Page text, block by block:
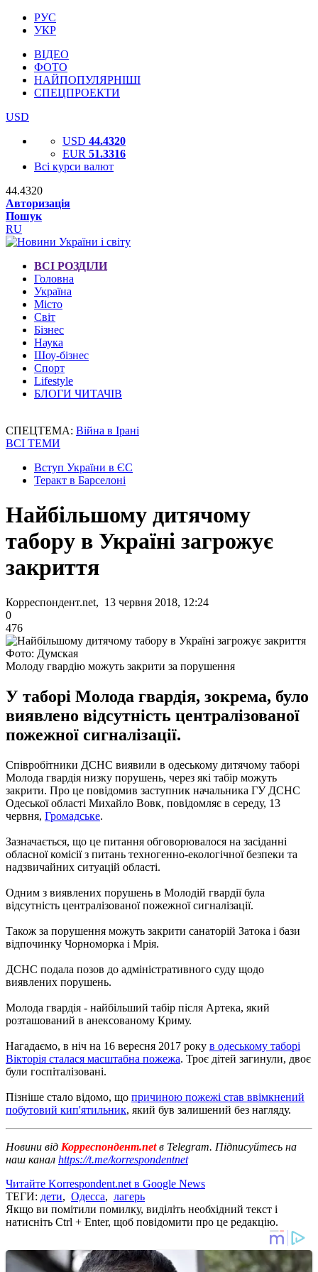
РУС
УКР
ВІДЕО
ФОТО
НАЙПОПУЛЯРНІШІ
СПЕЦПРОЕКТИ
USD
USD 44.4320
EUR 51.3316
Всі курси валют
44.4320
Авторизація
Пошук
RU
ВСІ РОЗДІЛИ
Головна
Україна
Місто
Світ
Бізнес
Наука
Шоу-бізнес
Спорт
Lifestyle
БЛОГИ ЧИТАЧІВ
СПЕЦТЕМА: Війна в Ірані
ВСІ ТЕМИ
Вступ України в ЄС
Теракт в Барселоні
Найбільшому дитячому
табору в Україні загрожує
закриття
Корреспондент.net, 13 червня 2018, 12:24
0
476
Фото: Думская
Молоду гвардію можуть закрити за порушення
У таборі Молода гвардія, зокрема, було
виявлено відсутність централізованої
пожежної сигналізації.
Співробітники ДСНС виявили в одеському дитячому таборі
Молода гвардія низку порушень, через які табір можуть
закрити. Про це повідомив заступник начальника ГУ ДСНС
Одеської області Михайло Вовк, повідомляє в середу, 13
червня, Громадське.
Зазначається, що це питання обговорювалося на засіданні
обласної комісії з питань техногенно-екологічної безпеки та
надзвичайних ситуацій області.
Одним з виявлених порушень в Молодій гвардії була
відсутність централізованої пожежної сигналізації.
Також за порушення можуть закрити санаторій Затока і бази
відпочинку Чорноморка і Мрія.
ДСНС подала позов до адміністративного суду щодо
виявлених порушень.
Молода гвардія - найбільший табір після Артека, який
розташований в анексованому Криму.
Нагадаємо, в ніч на 16 вересня 2017 року в одеському таборі
Вікторія сталася масштабна пожежа. Троє дітей загинули, двоє
були госпіталізовані.
Пізніше стало відомо, що причиною пожежі став ввімкнений
побутовий кип'ятильник, який був залишений без нагляду.
Новини від Корреспондент.netв Telegram. Підписуйтесь на
наш канал https://t.me/korrespondentnet
Читайте Korrespondent.net в Google News
ТЕГИ: дети, Одесса, лагерь
Якщо ви помітили помилку, виділіть необхідний текст і
натисніть Ctrl + Enter, щоб повідомити про це редакцію.